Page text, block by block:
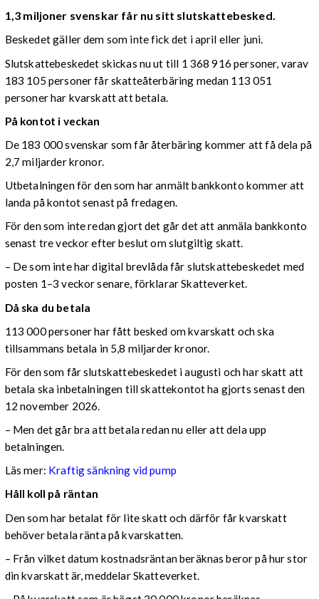
1,3 miljoner svenskar får nu sitt slutskattebesked.
Beskedet gäller dem som inte fick det i april eller juni.
Slutskattebeskedet skickas nu ut till 1 368 916 personer, varav
183 105 personer får skatteåterbäring medan 113 051
personer har kvarskatt att betala.
På kontot i veckan
De 183 000 svenskar som får återbäring kommer att få dela på
2,7 miljarder kronor.
Utbetalningen för den som har anmält bankkonto kommer att
landa på kontot senast på fredagen.
För den som inte redan gjort det går det att anmäla bankkonto
senast tre veckor efter beslut om slutgiltig skatt.
– De som inte har digital brevlåda får slutskattebeskedet med
posten 1–3 veckor senare, förklarar Skatteverket.
Då ska du betala
113 000 personer har fått besked om kvarskatt och ska
tillsammans betala in 5,8 miljarder kronor.
För den som får slutskattebeskedet i augusti och har skatt att
betala ska inbetalningen till skattekontot ha gjorts senast den
12 november 2026.
– Men det går bra att betala redan nu eller att dela upp
betalningen.
Läs mer: Kraftig sänkning vid pump
Håll koll på räntan
Den som har betalat för lite skatt och därför får kvarskatt
behöver betala ränta på kvarskatten.
– Från vilket datum kostnadsräntan beräknas beror på hur stor
din kvarskatt är, meddelar Skatteverket.